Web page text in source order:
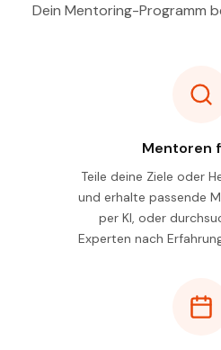
Dein Mentoring-Programm
Mentoren
Teile deine Ziele oder
und erhalte passende
per KI, oder
Experten nach